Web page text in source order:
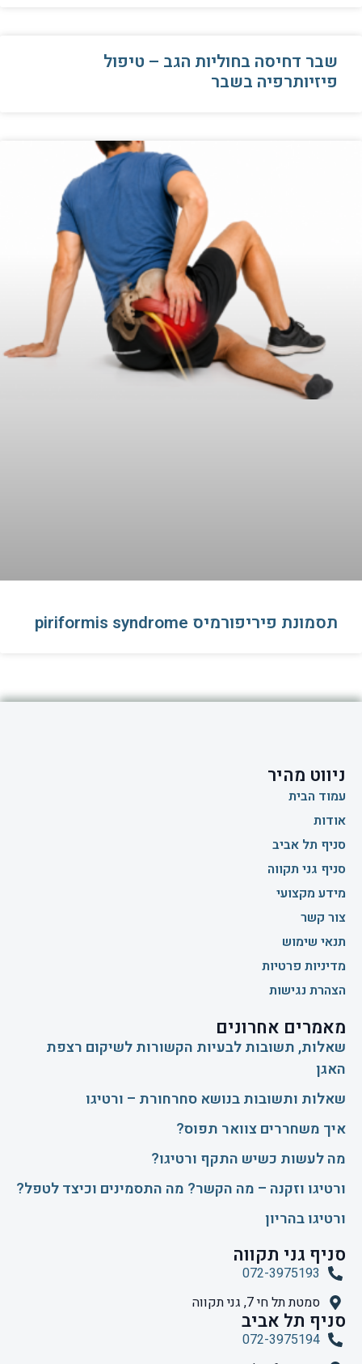
שבר דחיסה בחוליות הגב – טיפול
פיזיותרפיה בשבר
תסמונת פיריפורמיס piriformis syndrome
ניווט מהיר
עמוד הבית
אודות
סניף תל אביב
סניף גני תקווה
מידע מקצועי
צור קשר
תנאי שימוש
מדיניות פרטיות
הצהרת נגישות
מאמרים אחרונים
שאלות, תשובות לבעיות הקשורות לשיקום רצפת
האגן
שאלות ותשובות בנושא סחרחורת – ורטיגו
איך משחררים צוואר תפוס?
​מה לעשות כשיש התקף ורטיגו?
ורטיגו וזקנה – מה הקשר? מה התסמינים וכיצד לטפל?
ורטיגו בהריון
סניף גני תקווה
072-3975193
סמטת תל חי 7, גני תקווה
סניף תל אביב
072-3975194